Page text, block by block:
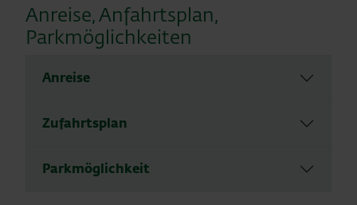
Anreise, Anfahrtsplan,
Parkmöglichkeiten
Anreise
Zufahrtsplan
Parkmöglichkeit